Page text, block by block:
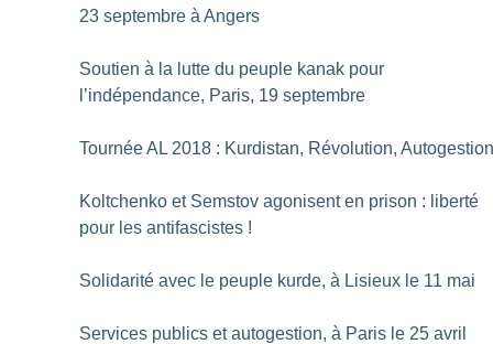
23 septembre à Angers
Soutien à la lutte du peuple kanak pour
l’indépendance, Paris, 19 septembre
Tournée AL 2018 : Kurdistan, Révolution,
Koltchenko et Semstov agonisent en prison : liberté
pour les antifascistes !
Solidarité avec le peuple kurde, à Lisieux le 11 mai
Services publics et autogestion, à Paris le 25 avril